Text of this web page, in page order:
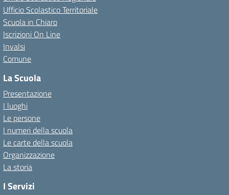
Ufficio Scolastico Territoriale
Scuola in Chiaro
Iscrizioni On Line
Invalsi
Comune
La Scuola
Presentazione
I luoghi
Le persone
I numeri della scuola
Le carte della scuola
Organizzazione
La storia
I Servizi